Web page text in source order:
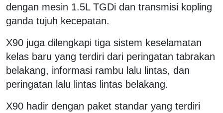
dengan mesin 1.5L TGDi dan transmisi kopling
ganda tujuh kecepatan.
X90 juga dilengkapi tiga sistem keselamatan
kelas baru yang terdiri dari peringatan tabrakan
belakang, informasi rambu lalu lintas, dan
peringatan lalu lintas lintas belakang.
X90 hadir dengan paket standar yang terdiri